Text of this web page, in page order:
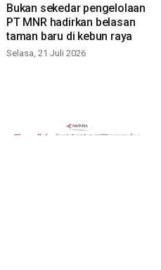
Bukan sekedar pengelolaan
PT MNR hadirkan belasan
taman baru di kebun raya
Selasa, 21 Juli 2026